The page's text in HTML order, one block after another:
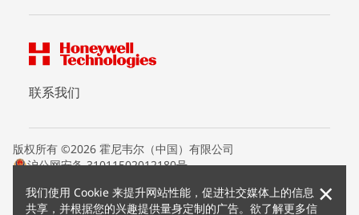
我们使用 Cookie 来提升网站性能，促进社交媒体上的信息
共享，并根据您的兴趣提供量身定制的广告。欲了解更多信×
联系我们
版权所有 ©2026 霍尼韦尔（中国）有限公司
沪公网安备 31011502012180号
条款条约